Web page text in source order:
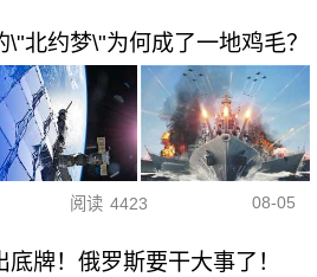
北约梦\"为何成了一地鸡毛？
阅读 4423 08-05
牌！俄罗斯要干大事了！